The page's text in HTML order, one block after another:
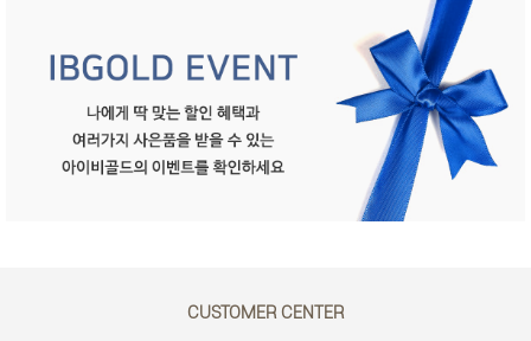
CUSTOMER CENTER